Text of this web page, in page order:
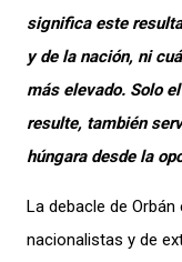
significa este
y de la nación, ni
más elevado. Solo
resulte, también
húngara desde la
La debacle de
nacionalistas y de